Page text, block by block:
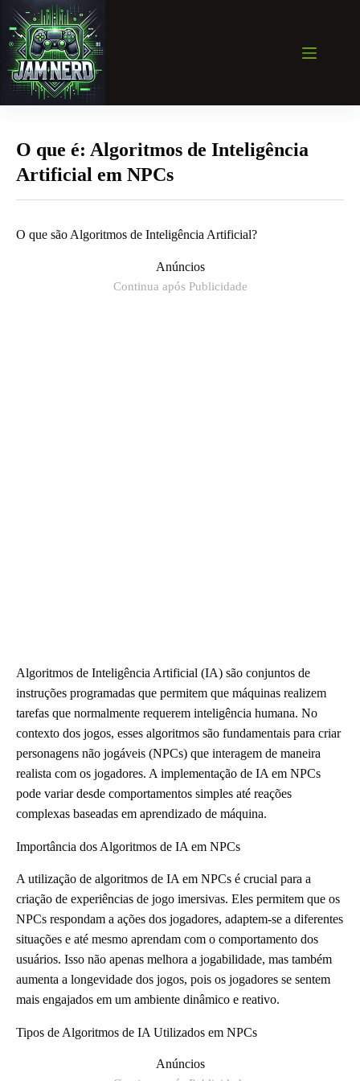
para
conteúdo
O que é: Algoritmos de Inteligência
Artificial em NPCs
O que são Algoritmos de Inteligência Artificial?
Anúncios
Continua após Publicidade
Algoritmos de Inteligência Artificial (IA) são conjuntos de
instruções programadas que permitem que máquinas realizem
tarefas que normalmente requerem inteligência humana. No
contexto dos jogos, esses algoritmos são fundamentais para criar
personagens não jogáveis (NPCs) que interagem de maneira
realista com os jogadores. A implementação de IA em NPCs
pode variar desde comportamentos simples até reações
complexas baseadas em aprendizado de máquina.
Importância dos Algoritmos de IA em NPCs
A utilização de algoritmos de IA em NPCs é crucial para a
criação de experiências de jogo imersivas. Eles permitem que os
NPCs respondam a ações dos jogadores, adaptem-se a diferentes
situações e até mesmo aprendam com o comportamento dos
usuários. Isso não apenas melhora a jogabilidade, mas também
aumenta a longevidade dos jogos, pois os jogadores se sentem
mais engajados em um ambiente dinâmico e reativo.
Tipos de Algoritmos de IA Utilizados em NPCs
Anúncios